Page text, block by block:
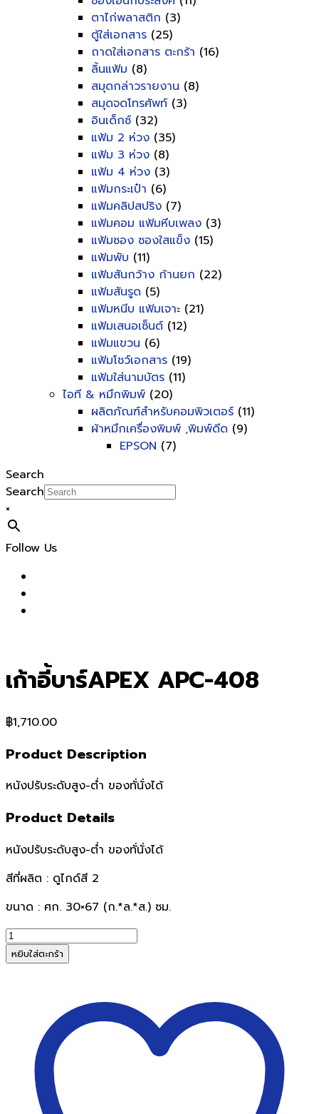
ตาไก่พลาสติก (3)
ตู้ใส่เอกสาร (25)
ถาดใส่เอกสาร ตะกร้า (16)
ลิ้นแฟ้ม (8)
สมุดกล่าวรายงาน (8)
สมุดจดโทรศัพท์ (3)
อินเด็กซ์ (32)
แฟ้ม 2 ห่วง (35)
แฟ้ม 3 ห่วง (8)
แฟ้ม 4 ห่วง (3)
แฟ้มกระเป๋า (6)
แฟ้มคลิปสปริง (7)
แฟ้มคอม แฟ้มหีบเพลง (3)
แฟ้มซอง ซองใสแข็ง (15)
แฟ้มพับ (11)
แฟ้มสันกว้าง ก้านยก (22)
แฟ้มสันรูด (5)
แฟ้มหนีบ แฟ้มเจาะ (21)
แฟ้มเสนอเซ็นต์ (12)
แฟ้มแขวน (6)
แฟ้มโชว์เอกสาร (19)
แฟ้มใส่นามบัตร (11)
ไอที & หมึกพิมพ์ (20)
ผลิตภัณฑ์สำหรับคอมพิวเตอร์ (11)
ผ้าหมึกเครื่องพิมพ์ ,พิมพ์ดีด (9)
EPSON (7)
Search
Search
×
Follow Us
เก้าอี้บาร์APEX APC-408
฿1,710.00
Product Description
หนังปรับระดับสูง-ต่ำ ของทั่นั่งได้
Product Details
หนังปรับระดับสูง-ต่ำ ของทั่นั่งได้
สีที่ผลิต : ดูไกด์สี 2
ขนาด : ศก. 30×67 (ก.*ล.*ส.) ซม.
จำนวน
เก้าอี้
บาร์APEX
หยิบใส่ตะกร้า